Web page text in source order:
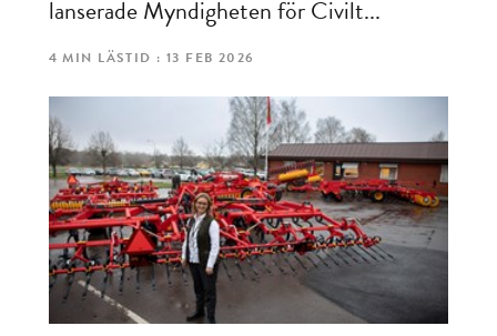
lanserade Myndigheten för Civilt...
4 MIN LÄSTID : 13 FEB 2026